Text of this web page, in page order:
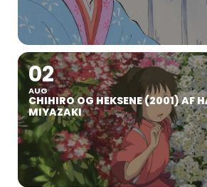
02
AUG
CHIHIRO OG HEKSENE (2001) AF
MIYAZAKI